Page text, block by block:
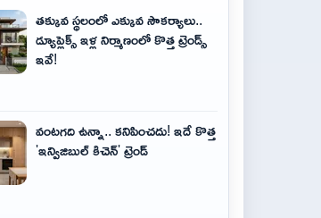
తక్కువ స్థలంలో ఎక్కువ సౌకర్యాలు..
డ్యూప్లెక్స్ ఇళ్ల నిర్మాణంలో కొత్త ట్రెండ్స్
ఇవే!
వంటగది ఉన్నా.. కనిపించదు! ఇదే కొత్త
'ఇన్విజిబుల్ కిచెన్' ట్రెండ్